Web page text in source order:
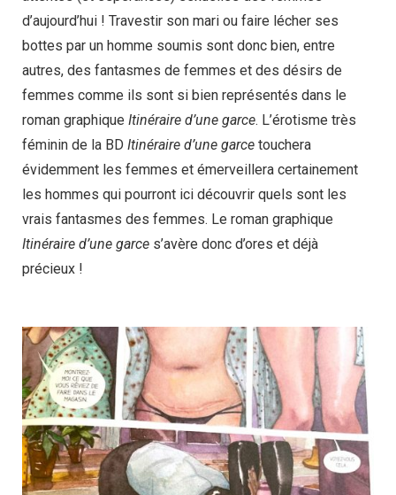
d’aujourd’hui ! Travestir son mari ou faire lécher ses
bottes par un homme soumis sont donc bien, entre
autres, des fantasmes de femmes et des désirs de
femmes comme ils sont si bien représentés dans le
roman graphique Itinéraire d’une garce. L’érotisme très
féminin de la BD Itinéraire d’une garce touchera
évidemment les femmes et émerveillera certainement
les hommes qui pourront ici découvrir quels sont les
vrais fantasmes des femmes. Le roman graphique
Itinéraire d’une garce s’avère donc d’ores et déjà
précieux !